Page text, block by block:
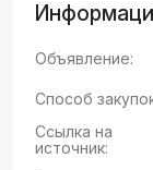
Объявление:
Способ
Ссылка на
источник: